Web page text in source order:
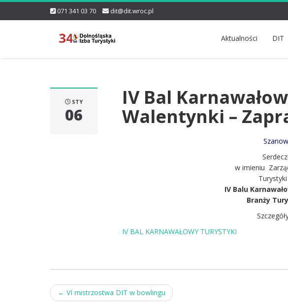
071 341 03 70 dit@dit.wroc.pl
Aktualności DIT
STY
06
IV Bal
Walentynki –
w imieniu
IV Balu
Branży
IV BAL KARNAWAŁOWY TURYSTYKI
Post
← VI mistrzostwa DIT w bowlingu